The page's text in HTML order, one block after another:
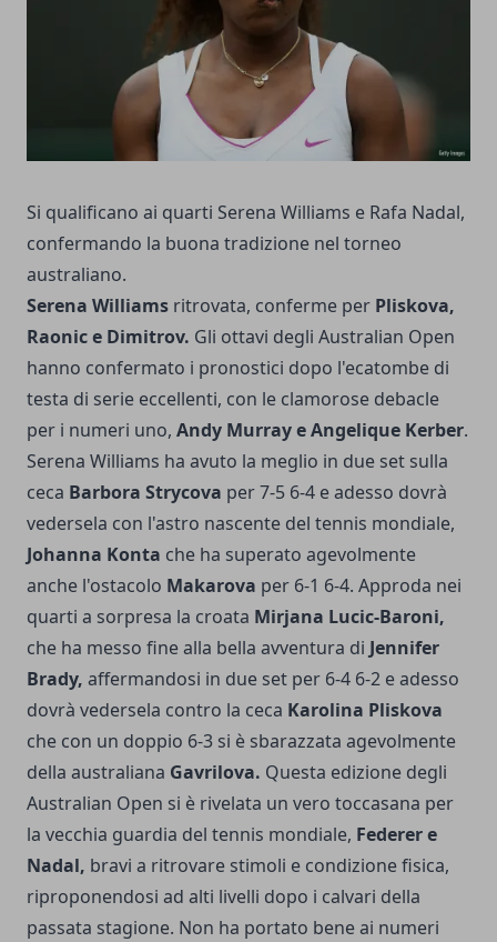
Si qualificano ai quarti Serena Williams e Rafa Nadal,
confermando la buona tradizione nel torneo
australiano.
Serena Williams ritrovata, conferme per Pliskova,
Raonic e Dimitrov. Gli ottavi degli Australian Open
hanno confermato i pronostici dopo l'ecatombe di
testa di serie eccellenti, con le clamorose debacle
per i numeri uno, Andy Murray e Angelique Kerber.
Serena Williams ha avuto la meglio in due set sulla
ceca Barbora Strycova per 7-5 6-4 e adesso dovrà
vedersela con l'astro nascente del tennis mondiale,
Johanna Konta che ha superato agevolmente
anche l'ostacolo Makarova per 6-1 6-4. Approda nei
quarti a sorpresa la croata Mirjana Lucic-Baroni,
che ha messo fine alla bella avventura di Jennifer
Brady, affermandosi in due set per 6-4 6-2 e adesso
dovrà vedersela contro la ceca Karolina Pliskova
che con un doppio 6-3 si è sbarazzata agevolmente
della australiana Gavrilova. Questa edizione degli
Australian Open si è rivelata un vero toccasana per
la vecchia guardia del tennis mondiale, Federer e
Nadal, bravi a ritrovare stimoli e condizione fisica,
riproponendosi ad alti livelli dopo i calvari della
passata stagione. Non ha portato bene ai numeri